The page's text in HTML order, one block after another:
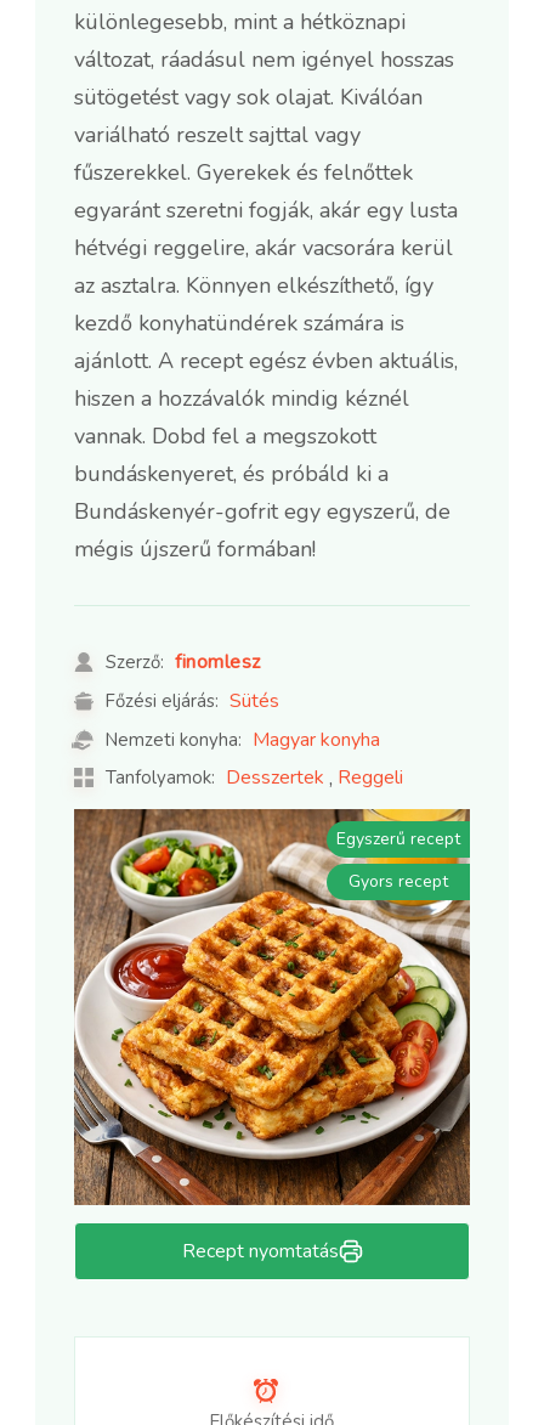
különlegesebb, mint a hétköznapi
változat, ráadásul nem igényel hosszas
sütögetést vagy sok olajat. Kiválóan
variálható reszelt sajttal vagy
fűszerekkel. Gyerekek és felnőttek
egyaránt szeretni fogják, akár egy lusta
hétvégi reggelire, akár vacsorára kerül
az asztalra. Könnyen elkészíthető, így
kezdő konyhatündérek számára is
ajánlott. A recept egész évben aktuális,
hiszen a hozzávalók mindig kéznél
vannak. Dobd fel a megszokott
bundáskenyeret, és próbáld ki a
Bundáskenyér-gofrit egy egyszerű, de
mégis újszerű formában!
Szerző: finomlesz
Főzési eljárás: Sütés
Nemzeti konyha: Magyar konyha
Tanfolyamok: Desszertek , Reggeli
Recept nyomtatás
Egyszerű recept
Gyors recept